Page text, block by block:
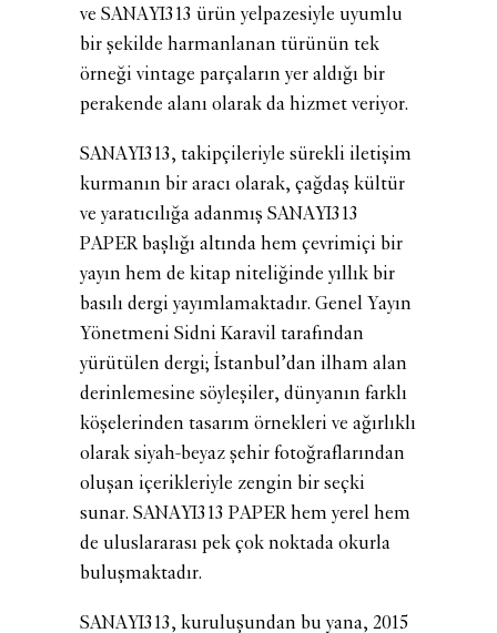
ve SANAYI313 ürün yelpazesiyle uyumlu
bir şekilde harmanlanan türünün tek
örneği vintage parçaların yer aldığı bir
perakende alanı olarak da hizmet veriyor.
SANAYI313, takipçileriyle sürekli iletişim
kurmanın bir aracı olarak, çağdaş kültür
ve yaratıcılığa adanmış SANAYI313
PAPER başlığı altında hem çevrimiçi bir
yayın hem de kitap niteliğinde yıllık bir
basılı dergi yayımlamaktadır. Genel Yayın
Yönetmeni Sidni Karavil tarafından
yürütülen dergi; İstanbul’dan ilham alan
derinlemesine söyleşiler, dünyanın farklı
köşelerinden tasarım örnekleri ve ağırlıklı
olarak siyah-beyaz şehir fotoğraflarından
oluşan içerikleriyle zengin bir seçki
sunar. SANAYI313 PAPER hem yerel hem
de uluslararası pek çok noktada okurla
buluşmaktadır.
SANAYI313, kuruluşundan bu yana, 2015